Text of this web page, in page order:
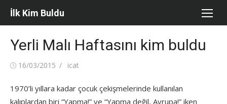
Skip
İlk Kim Buldu
Yerli Malı Haftasını kim buldu
Posted
16/03/2015 Author
icat
1970’li yıllara kadar çocuk çekişmelerinde kullanılan
kalıplardan biri “Yapma!” ve “Yapma değil, Avrupa!” iken